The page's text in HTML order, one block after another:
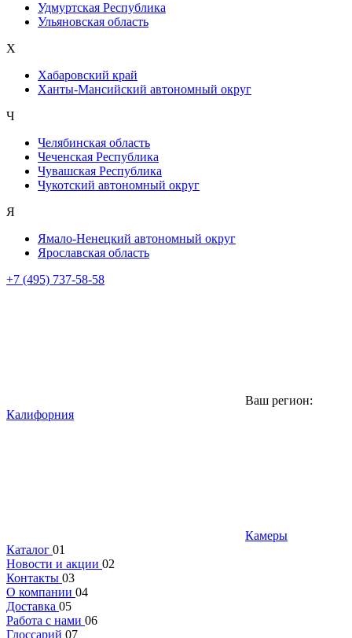
Удмуртская Республика
Ульяновская область
Х
Хабаровский край
Ханты-Мансийский автономный округ
Ч
Челябинская область
Чеченская Республика
Чувашская Республика
Чукотский автономный округ
Я
Ямало-Ненецкий автономный округ
Ярославская область
+7 (495) 737-58-58
Ваш регион:
Калифорния
Камеры
Каталог 01
Новости и акции 02
Контакты 03
О компании 04
Доставка 05
Работа с нами 06
Глоссарий 07